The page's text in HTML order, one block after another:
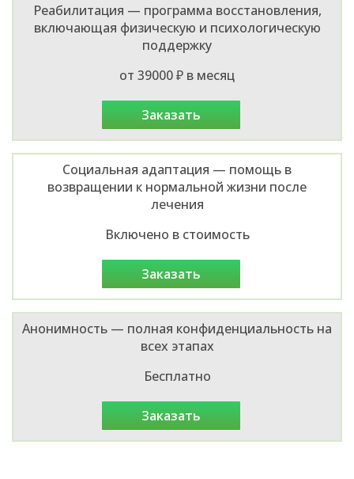
Реабилитация — программа восстановления,
включающая физическую и психологическую
поддержку
от 39000 ₽ в месяц
заказать
Социальная адаптация — помощь в
возвращении к нормальной жизни после
лечения
Включено в стоимость
заказать
Анонимность — полная конфиденциальность на
всех этапах
Бесплатно
заказать